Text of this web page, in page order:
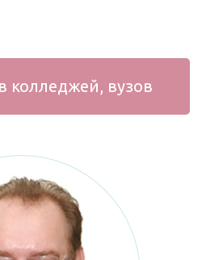
колледжей, вузов